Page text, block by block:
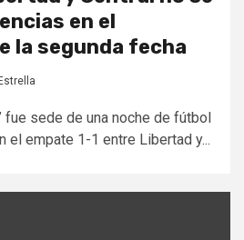
en el
la segunda fecha
fue sede de una noche de fútbol
el empate 1-1 entre Libertad y...